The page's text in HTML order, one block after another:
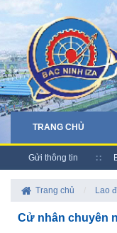
TRANG CHỦ
Gửi thông tin
Trang chủ Lao
Cử nhân chuyên